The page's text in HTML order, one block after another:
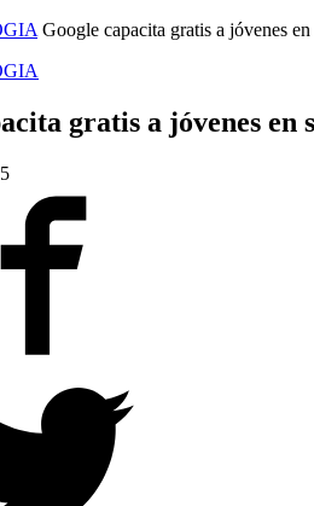
Google capacita gratis a jóvenes
gratis a jóvenes